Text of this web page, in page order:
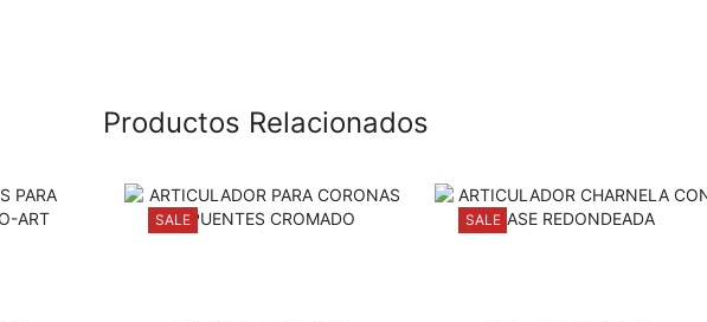
Productos Relacionados
SALE SALE